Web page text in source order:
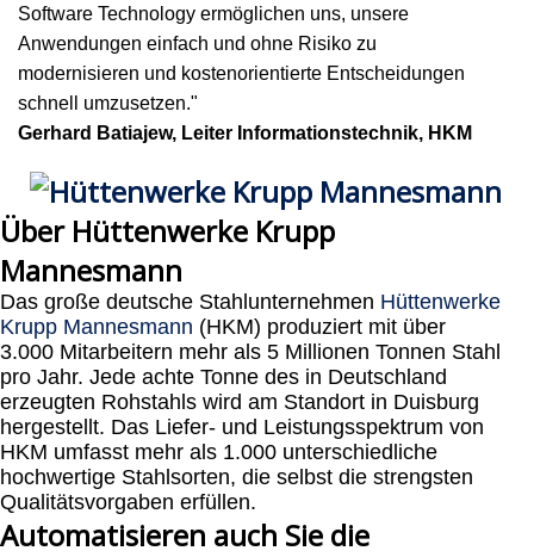
Software Technology ermöglichen uns, unsere
Anwendungen einfach und ohne Risiko zu
modernisieren und kostenorientierte Entscheidungen
schnell umzusetzen."
Gerhard Batiajew, Leiter Informationstechnik, HKM
Über Hüttenwerke Krupp
Mannesmann
Das große deutsche Stahlunternehmen Hüttenwerke
Krupp Mannesmann (HKM) produziert mit über
3.000 Mitarbeitern mehr als 5 Millionen Tonnen Stahl
pro Jahr. Jede achte Tonne des in Deutschland
erzeugten Rohstahls wird am Standort in Duisburg
hergestellt. Das Liefer- und Leistungsspektrum von
HKM umfasst mehr als 1.000 unterschiedliche
hochwertige Stahlsorten, die selbst die strengsten
Qualitätsvorgaben erfüllen.
Automatisieren auch Sie die